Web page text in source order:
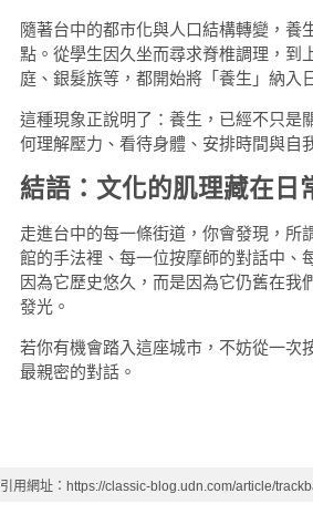
隨著台中的都市化與人口結構轉變，養
點。從學生因久坐而尋求脊椎調理，到
庭、銀髮族等，都開始將「養生」納入
這種現象正說明了：養生，已經不只
何理解壓力、看待身體、安排時間與自
結語：文化的肌理藏在日
走進台中的每一條街道，你會發現，所
館的手法裡、每一位按摩師的對話中、
因為它歷史悠久，而是因為它仍舊在我
發光。
若你有機會踏入這座城市，不妨從一次
最親密的對話。
引用網址：https://classic-blog.udn.com/article/